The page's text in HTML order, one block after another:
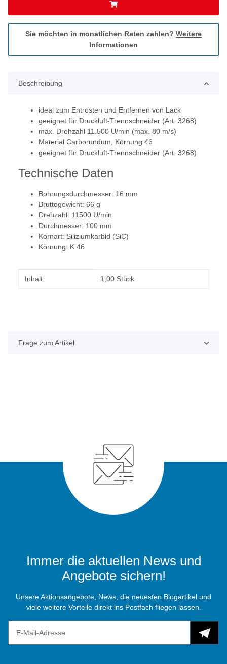
Sie möchten in monatlichen Raten zahlen? Weitere
Informationen
Beschreibung
ideal zum Entrosten und Entfernen von Lack
geeignet für Druckluft-Trennschneider (Art. 3268)
max. Drehzahl 11.500 U/min (max. 80 m/s)
Material Carborundum, Körnung 46
geeignet für Druckluft-Trennschneider (Art. 3268)
Technische Daten
Bohrungsdurchmesser: 16 mm
Bruttogewicht: 66 g
Drehzahl: 11500 U/min
Durchmesser: 100 mm
Kornart: Siliziumkarbid (SiC)
Körnung: K 46
Produkteigenschaft
Wert
Inhalt: 1,00 Stück
Frage zum Artikel
Immer die aktuellen News und
Angebote sichern!
Unsere Aktionsangebote, News, die neuesten Blogartikel und
viele weitere Vorteile direkt ins Postfach fliegen lassen.